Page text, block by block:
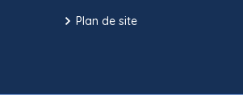
Plan de site